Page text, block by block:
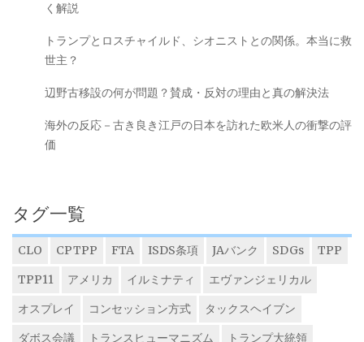
く解説
トランプとロスチャイルド、シオニストとの関係。本当に救
世主？
辺野古移設の何が問題？賛成・反対の理由と真の解決法
海外の反応－古き良き江戸の日本を訪れた欧米人の衝撃の評
価
タグ一覧
CLO CPTPP FTA ISDS条項 JAバンク SDGs
TPP
TPP11
アメリカ イルミナティ
エヴァンジェリカル
オスプレイ
コンセッション方式
タックスヘイブン
ダボス会議
トランスヒューマニズム トランプ大統領